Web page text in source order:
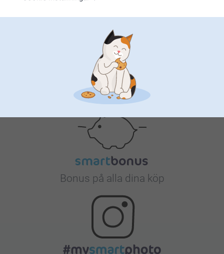
Nöjd kundgaranti
Bonus på alla dina köp